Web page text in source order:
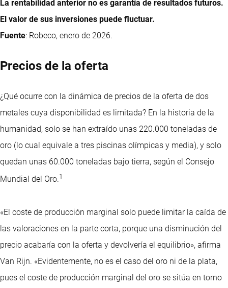
La rentabilidad anterior no es garantía de resultados futuros.
El valor de sus inversiones puede fluctuar.
Fuente: Robeco, enero de 2026.
Precios de la oferta
¿Qué ocurre con la dinámica de precios de la oferta de dos
metales cuya disponibilidad es limitada? En la historia de la
humanidad, solo se han extraído unas 220.000 toneladas de
oro (lo cual equivale a tres piscinas olímpicas y media), y solo
quedan unas 60.000 toneladas bajo tierra, según el Consejo
Mundial del Oro.1
«El coste de producción marginal solo puede limitar la caída de
las valoraciones en la parte corta, porque una disminución del
precio acabaría con la oferta y devolvería el equilibrio», afirma
Van Rijn. «Evidentemente, no es el caso del oro ni de la plata,
pues el coste de producción marginal del oro se sitúa en torno